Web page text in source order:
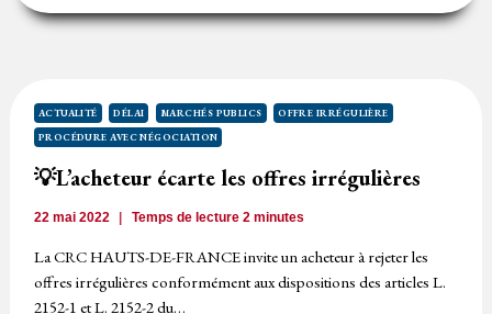
LIMITÉE
AUX
:
L’ACHETEUR
DOIT-
COMMUNIQUER
LE
CLASSEMENT
PRÉALABLE
SOUMISSIONNAIRES
NON
ACTUALITÉ DÉLAI MARCHÉS PUBLICS
OFFRE IRRÉGULIÈRE
PROCÉDURE AVEC NÉGOCIATION
💡L’acheteur écarte les offres irrégulières
22 mai 2022 Temps de lecture2 minutes
La CRC HAUTS-DE-FRANCE invite un acheteur à rejeter les
offres irrégulières conformément aux dispositions des articles L.
2152-1 et L. 2152-2 du…